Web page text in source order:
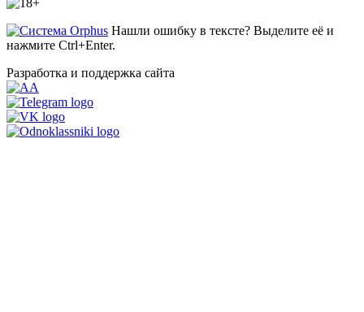
Нашли ошибку в тексте? Выделите её и
нажмите Ctrl+Enter.
Разработка и поддержка сайта